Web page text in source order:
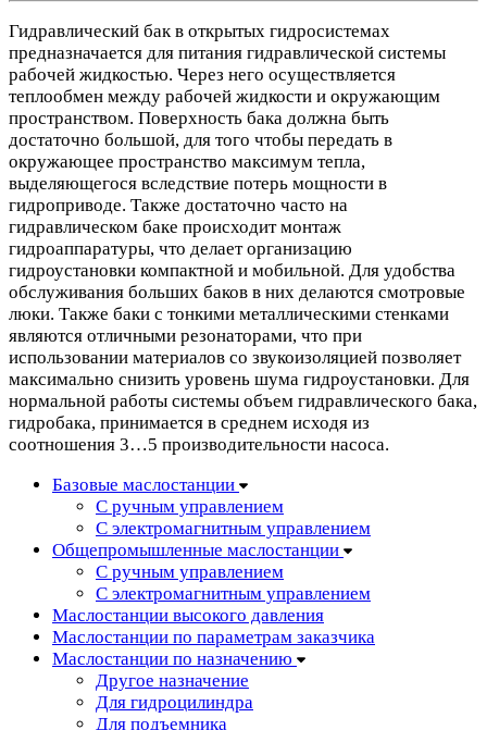
Гидравлический бак в открытых гидросистемах
предназначается для питания гидравлической системы
рабочей жидкостью. Через него осуществляется
теплообмен между рабочей жидкости и окружающим
пространством. Поверхность бака должна быть
достаточно большой, для того чтобы передать в
окружающее пространство максимум тепла,
выделяющегося вследствие потерь мощности в
гидроприводе. Также достаточно часто на
гидравлическом баке происходит монтаж
гидроаппаратуры, что делает организацию
гидроустановки компактной и мобильной. Для удобства
обслуживания больших баков в них делаются смотровые
люки. Также баки с тонкими металлическими стенками
являются отличными резонаторами, что при
использовании материалов со звукоизоляцией позволяет
максимально снизить уровень шума гидроустановки. Для
нормальной работы системы объем гидравлического бака,
гидробака, принимается в среднем исходя из
соотношения 3…5 производительности насоса.
Базовые маслостанции
С ручным управлением
С электромагнитным управлением
Общепромышленные маслостанции
С ручным управлением
С электромагнитным управлением
Маслостанции высокого давления
Маслостанции по параметрам заказчика
Маслостанции по назначению
Другое назначение
Для гидроцилиндра
Для подъемника